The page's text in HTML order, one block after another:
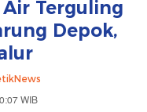
Terguling
Depok,
WIB